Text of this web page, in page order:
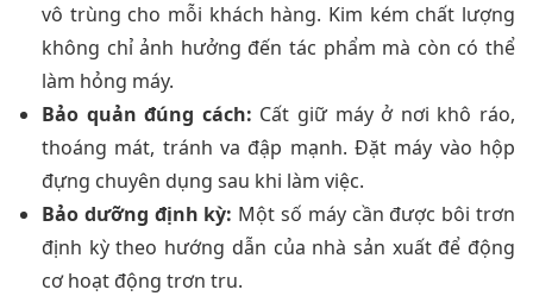
vô trùng cho mỗi khách hàng. Kim kém chất lượng
không chỉ ảnh hưởng đến tác phẩm mà còn có thể
làm hỏng máy.
Bảo quản đúng cách: Cất giữ máy ở nơi khô ráo,
thoáng mát, tránh va đập mạnh. Đặt máy vào hộp
đựng chuyên dụng sau khi làm việc.
Bảo dưỡng định kỳ: Một số máy cần được bôi trơn
định kỳ theo hướng dẫn của nhà sản xuất để động
cơ hoạt động trơn tru.